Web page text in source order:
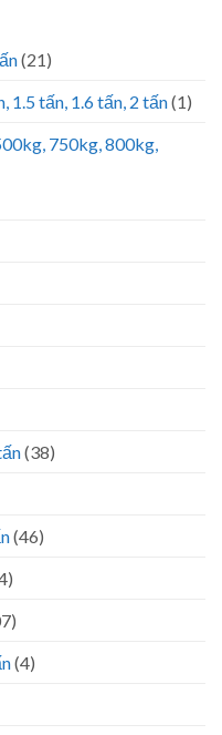
(21)
1.5 tấn, 1.6 tấn, 2 tấn(1)
750kg, 800kg,
(38)
(46)
(4)